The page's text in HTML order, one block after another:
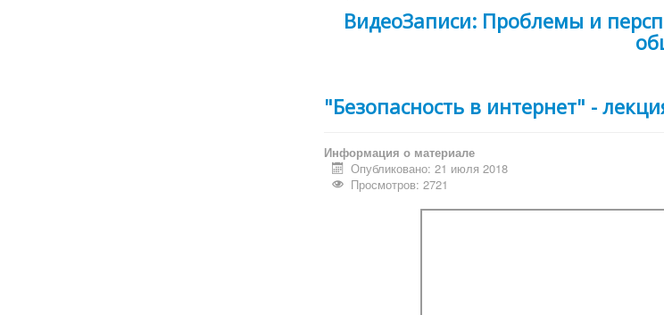
ВидеоЗаписи: Проблемы и
"Безопасность в интернет" -
Информация о материале
Опубликовано: 21 июля 2018
Просмотров: 2721